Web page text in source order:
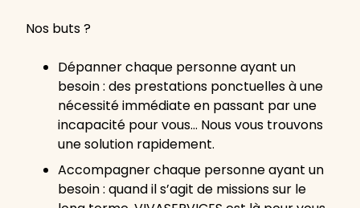
Nos buts ?
Dépanner chaque personne ayant un
besoin : des prestations ponctuelles à une
nécessité immédiate en passant par une
incapacité pour vous… Nous vous trouvons
une solution rapidement.
Accompagner chaque personne ayant un
besoin : quand il s’agit de missions sur le